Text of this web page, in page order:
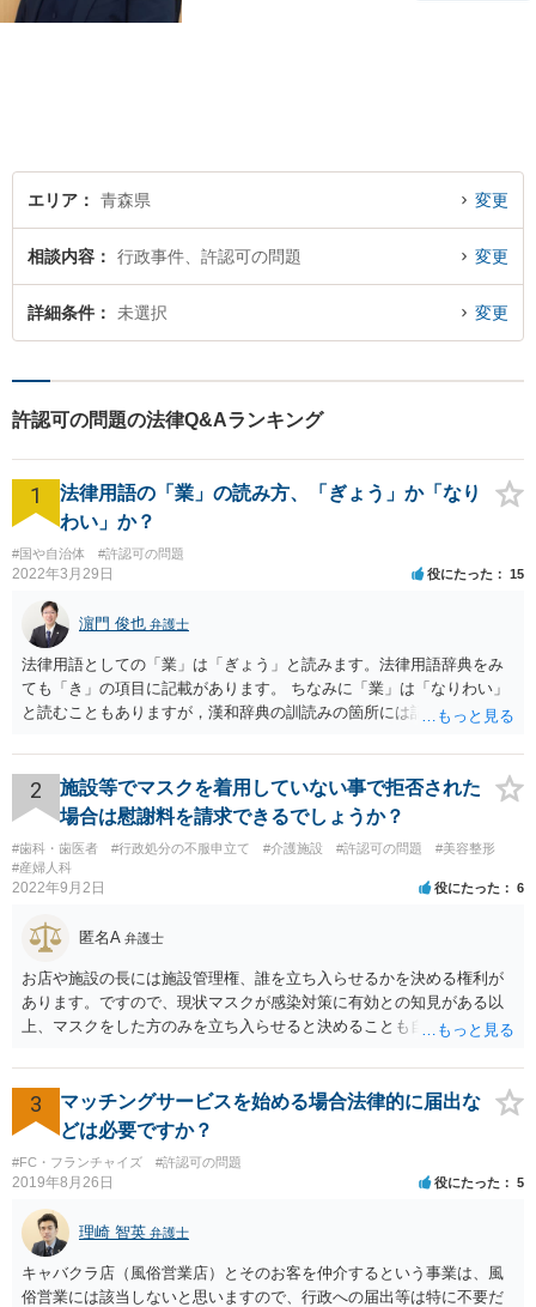
エリア 青森県 変更
相談内容 行政事件、許認可の問題 変更
詳細条件 未選択 変更
許認可の問題の法律Q&Aランキング
1
法律用語の「業」の読み方、「ぎょう」か「なり
わい」か？
#国や自治体 #許認可の問題
2022年3月29日 役にたった 15
濵門 俊也 弁護士
法律用語としての「業」は「ぎょう」と読みます。法律用語辞典をみ
ても「き」の項目に記載があります。 ちなみに「業」は「なりわい」
と読むこともありますが，漢和辞典の訓読みの箇所には記載がないで
2
施設等でマスクを着用していない事で拒否された
場合は慰謝料を請求できるでしょうか？
#歯科・歯医者 #行政処分の不服申立て #介護施設 #許認可の問題
#美容整形
#産婦人科
2022年9月2日 役にたった 6
匿名A 弁護士
お店や施設の長には施設管理権、誰を立ち入らせるかを決める権利が
あります。ですので、現状マスクが感染対策に有効との知見がある以
上、マスクをした方のみを立ち入らせると決めることも自由であり、
など公益的な側面のある業種ですと、公衆浴場法など各種業法で定め
られた理由以外での利用拒否は禁止されていますし、公の施設でもマ
スクなしだけでの利用拒否は問題となりえますが、民間のお店に対し
ては慰謝料の請求は認められないと考えられます。
3
マッチングサービスを始める場合法律的に届出な
どは必要ですか？
#FC・フランチャイズ #許認可の問題
2019年8月26日 役にたった 5
理崎 智英 弁護士
キャバクラ店（風俗営業店）とそのお客を仲介するという事業は、風
俗営業には該当しないと思いますので、行政への届出等は特に不要だ